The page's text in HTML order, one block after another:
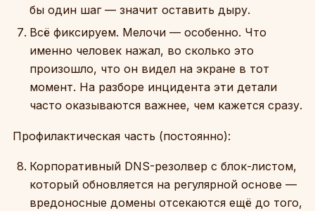
бы один шаг — значит оставить дыру.
Всё фиксируем. Мелочи — особенно. Что
именно человек нажал, во сколько это
произошло, что он видел на экране в тот
момент. На разборе инцидента эти детали
часто оказываются важнее, чем кажется сразу.
Профилактическая часть (постоянно):
Корпоративный DNS-резолвер с блок-листом,
который обновляется на регулярной основе —
вредоносные домены отсекаются ещё до того,